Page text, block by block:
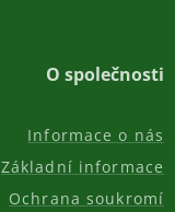
O společnosti
Informace o nás
Základní informace
Ochrana soukromí